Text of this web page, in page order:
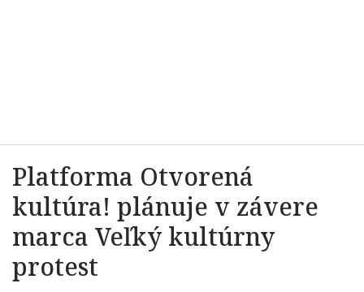
Platforma Otvorená
kultúra! plánuje v závere
marca Veľký kultúrny
protest